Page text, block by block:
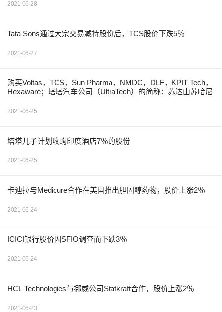
2021-06-28
Tata Sons通过大宗交易减持股份后，TCS股价下跌5％
2021-06-27
购买Voltas，TCS，Sun Pharma，NMDC，DLF，KPIT Tech，
Hexaware；塔塔汽车公司（UltraTech）的简称：苏达山苏哈尼
2021-06-25
塔塔儿子计划收购印度酒店7％的股份
2021-06-25
卡迪拉与Medicure合作在美国推出胆固醇药物，股价上涨2％
2021-06-24
ICICI银行股价因SFIO调查而下跌3％
2021-06-24
HCL Technologies与挪威公司Statkraft合作，股价上涨2％
2021-06-23